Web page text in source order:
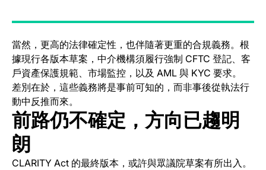
當然，更高的法律確定性，也伴隨著更重的合規義務。根
據現行各版本草案，中介機構須履行強制 CFTC 登記、客
戶資產保護規範、市場監控，以及 AML 與 KYC 要求。
差別在於，這些義務將是事前可知的，而非事後從執法行
動中反推而來。
前路仍不確定，方向已趨明
朗
CLARITY Act 的最終版本，或許與眾議院草案有所出入。